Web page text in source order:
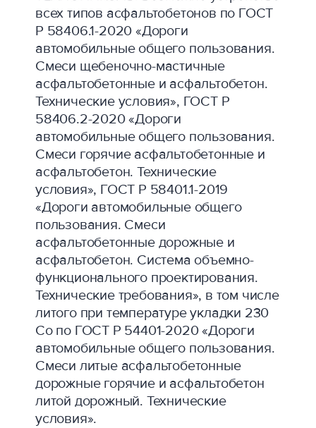
всех типов асфальтобетонов по ГОСТ
Р 58406.1-2020 «Дороги
автомобильные общего пользования.
Смеси щебеночно-мастичные
асфальтобетонные и асфальтобетон.
Технические условия», ГОСТ Р
58406.2-2020 «Дороги
автомобильные общего пользования.
Смеси горячие асфальтобетонные и
асфальтобетон. Технические
условия», ГОСТ Р 58401.1-2019
«Дороги автомобильные общего
пользования. Смеси
асфальтобетонные дорожные и
асфальтобетон. Система объемно-
функционального проектирования.
Технические требования», в том числе
литого при температуре укладки 230
Со по ГОСТ Р 54401-2020 «Дороги
автомобильные общего пользования.
Смеси литые асфальтобетонные
дорожные горячие и асфальтобетон
литой дорожный. Технические
условия».